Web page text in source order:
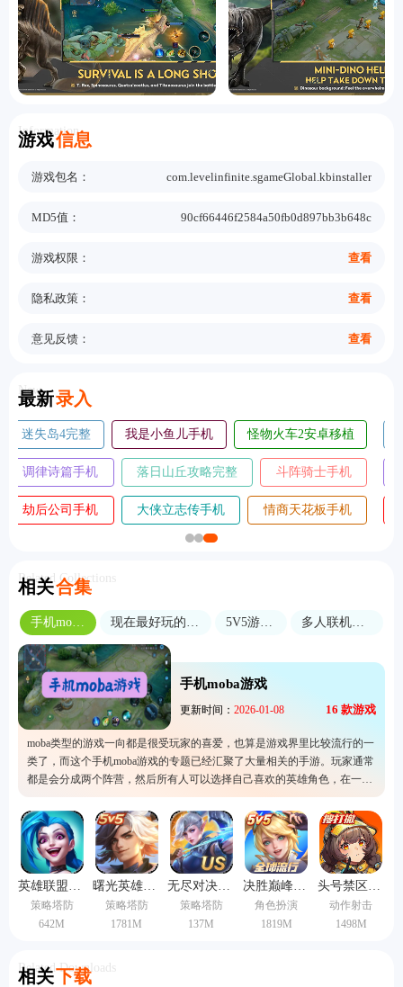
游戏信息
Information
游戏包名： com.levelinfinite.sgameGlobal.kbinstaller
MD5值： 90cf66446f2584a50fb0d897bb3b648c
游戏权限： 查看
隐私政策： 查看
意见反馈： 查看
最新录入
New
摄影师模拟器手机
版
善良都市手机
版
王座守护者手机
版
奥术扳机中文版
暴走植物园手机版 黄油猫cato手机版
航海奇兵手游
谁淹了我的世界手
机版
指尖战斗家无
相关合集
Related Collections
手机moba游戏
更新时间： 2026-01-08 16 款游戏
moba类型的游戏一向都是很受玩家的喜爱，也算是游戏界里比较流行的一
类了，而这个手机moba游戏的专题已经汇聚了大量相关的手游。玩家通常
都是会分成两个阵营，然后所有人可以选择自己喜欢的英雄角色，在一个
地图上互相战斗以及最终目标是摧毁对方的防御塔。这里准备的游戏都是
属于非常火爆的moba手游，所以有兴趣的话就快来选择自己喜欢的游戏
吧。
策略塔防
642M
策略塔防
1781M
策略塔防
137M
决胜巅峰先锋服
角色扮演
1819M
动作射击
1498M
相关下载
Related Downloads